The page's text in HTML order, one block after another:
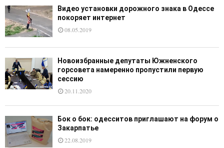
Видео установки дорожного знака в Одессе
покоряет интернет
08.05.2019
Новоизбранные депутаты Южненского
горсовета намеренно пропустили первую
сессию
20.11.2020
Бок о бок: одесситов приглашают на форум о
Закарпатье
22.08.2019